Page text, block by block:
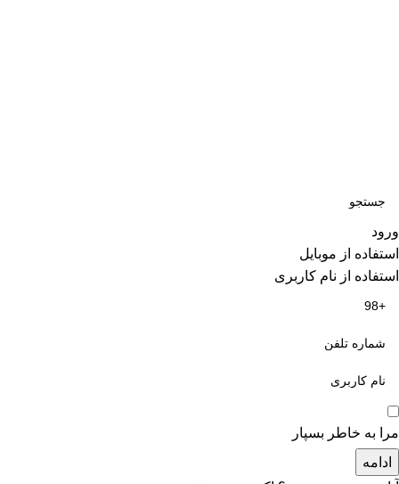
ورود
استفاده از موبایل
استفاده از نام کاربری
مرا به خاطر بسپار
ادامه